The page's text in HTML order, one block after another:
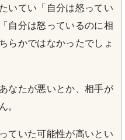
いてい「自分は怒ってい
自分は怒っているのに相
らかではなかったでしょ
なたが悪いとか、相手が
。
ていた可能性が高いとい